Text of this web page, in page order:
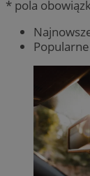
* pola
Popularne